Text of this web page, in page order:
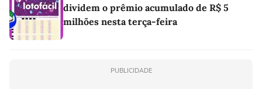
dividem o prêmio acumulado de R$ 5
milhões nesta terça-feira
PUBLICIDADE